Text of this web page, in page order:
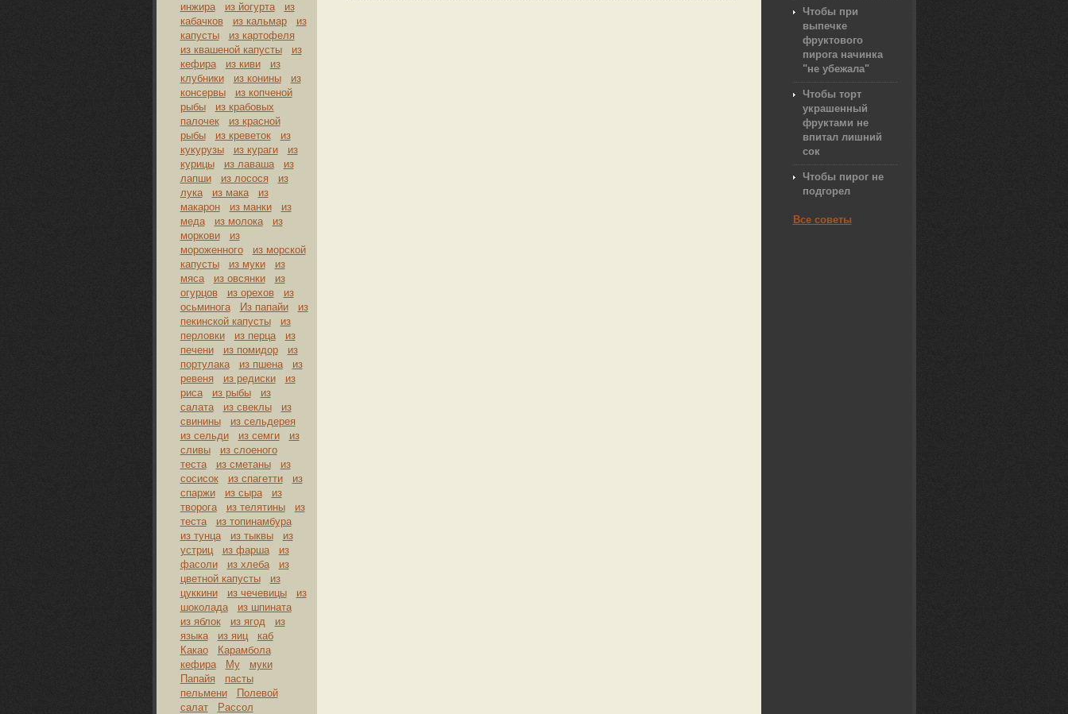
инжира
из йогурта
из
кабачков
из кальмар
из
капусты
из картофеля
из квашеной капусты
из
кефира
из киви
из
клубники
из конины
из
консервы
из копченой
рыбы
из крабовых
палочек
из красной
рыбы
из креветок
из
кукурузы
из кураги
из
курицы
из лаваша
из
лапши
из лосося
из
лука
из мака
из
макарон
из манки
из
меда
из молока
из
моркови
из
мороженного
из морской
капусты
из муки
из
мяса
из овсянки
из
огурцов
из орехов
из
осьминога
Из папайи
из
пекинской капусты
из
перловки
из перца
из
печени
из помидор
из
портулака
из пшена
из
ревеня
из редиски
из
риса
из рыбы
из
салата
из свеклы
из
свинины
из сельдерея
из сельди
из семги
из
сливы
из слоеного
теста
из сметаны
из
сосисок
из спагетти
из
спаржи
из сыра
из
творога
из телятины
из
теста
из топинамбура
из тунца
из тыквы
из
устриц
из фарша
из
фасоли
из хлеба
из
цветной капусты
из
цуккини
из чечевицы
из
шоколада
из шпината
из яблок
из ягод
из
языка
из яиц
каб
Какао
Карамбола
кефира
Му
муки
Папайя
пасты
пельмени
Полевой
салат
Рассол
Чтобы при
выпечке
фруктового
пирога начинка
"не убежала"
Чтобы торт
украшенный
фруктами не
впитал лишний
сок
Чтобы пирог не
подгорел
Все советы